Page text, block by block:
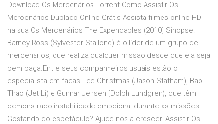
Download Os Mercenários Torrent Como Assistir Os
Mercenários Dublado Online Grátis Assista filmes online HD
na sua Os Mercenários The Expendables (2010) Sinopse:
Barney Ross (Sylvester Stallone) é o líder de um grupo de
mercenários, que realiza qualquer missão desde que ela seja
bem paga.Entre seus companheiros usuais estão o
especialista em facas Lee Christmas (Jason Statham), Bao
Thao (Jet Li) e Gunnar Jensen (Dolph Lundgren), que têm
demonstrado instabilidade emocional durante as missões.
Gostando do espetáculo? Ajude-nos a crescer! Assistir Os